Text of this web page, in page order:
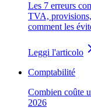
Les 7 erreurs
TVA,
comment les
Leggi l'articolo
Comptabilité
Combien coûte
2026